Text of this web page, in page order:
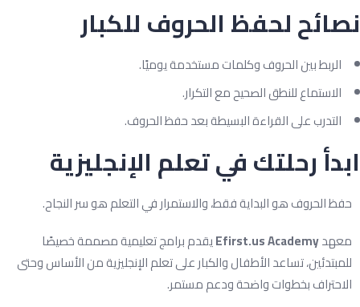
لحفظ الحروف للكبار
الربط بين الحروف وكلمات مستخدمة يوميًا.
الاستماع للنطق الصحيح مع التكرار.
التدرب على القراءة البسيطة بعد حفظ الحروف.
رحلتك في تعلم الإنجليزية
الحروف هو البداية فقط، والاستمرار في التعلم هو سر النجاح.
Efirst.us Academyيقدم برامج تعليمية مصممة خصيصًا
تساعد الأطفال والكبار على تعلم الإنجليزية من الأساس وحتى
بخطوات واضحة ودعم مستمر.